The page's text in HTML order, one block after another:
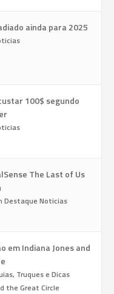
ainda para 2025
100$ segundo
The Last of Us
Destaque Noticias
em Indiana Jones and
Truques e Dicas
the Great Circle